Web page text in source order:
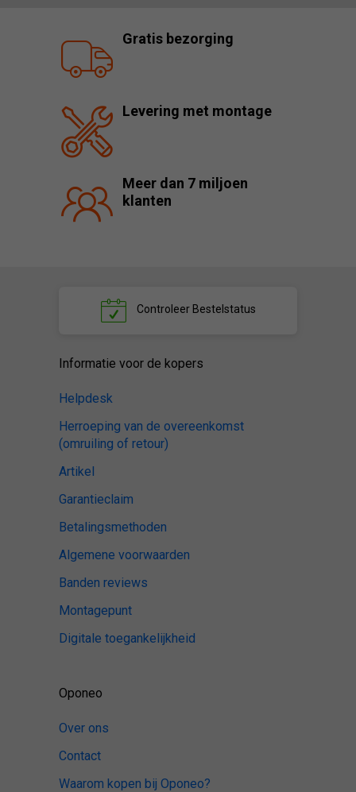
Gratis bezorging
Levering met montage
Meer dan 7 miljoen
klanten
ControleerBestelstatus
Informatie voor de kopers
Helpdesk
Herroeping van de overeenkomst
(omruiling of retour)
Artikel
Garantieclaim
Betalingsmethoden
Algemene voorwaarden
Banden reviews
Montagepunt
Digitale toegankelijkheid
Oponeo
Over ons
Contact
Waarom kopen bij Oponeo?